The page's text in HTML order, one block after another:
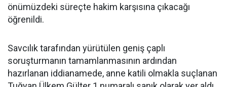
önümüzdeki süreçte hakim karşısına çıkacağı
öğrenildi.
Savcılık tarafından yürütülen geniş çaplı
soruşturmanın tamamlanmasının ardından
hazırlanan iddianamede, anne katili olmakla suçlanan